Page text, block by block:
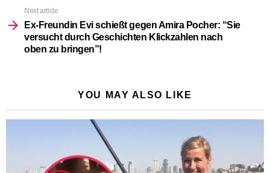
Next article
Ex-Freundin Evi schießt gegen Amira Pocher: “Sie
versucht durch Geschichten Klickzahlen nach
oben zu bringen”!
YOU MAY ALSO LIKE